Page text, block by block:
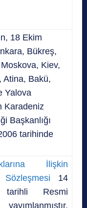
18 Ekim
Bükreş,
Kiev,
Atina, Bakü,
Yalova
Karadeniz
Başkanlığı
tarihinde
İlişkin
14
Resmi